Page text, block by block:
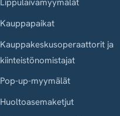
Kauppapaikat
Kauppakeskusoperaattorit ja
kiinteistönomistajat
Pop-up-myymälät
Huoltoasemaketjut